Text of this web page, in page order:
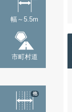
幅～5.5m
市町村道
他